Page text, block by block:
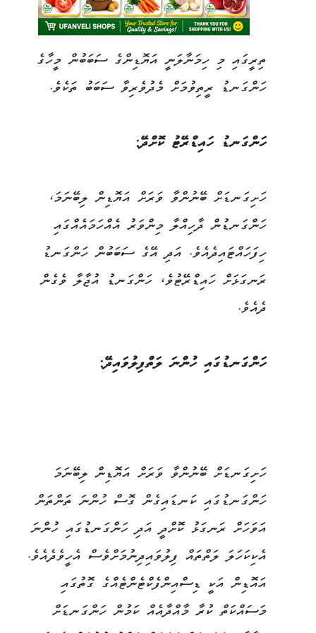
ތިރީގައި މި ހިމަނާލަނީ އަޔޮޑިންގެ ސަބަބުން މީހާގެ
ހަންގަނޑު ރީތިވުމަށް މެދުވެރިވާ ސަބަބު ތަކެވެ.
ހަންގަނޑު ހައިޑްރޭޓު ކޮށްދޭ:
ހަށިގަނޑަށް ބޭނުންވާ ވަރަށް އަޔޮޑިން ލިބޭނަމަ،
ހަންގަނޑުން ދާހިއްލާ މިންވަރު އެއްހަމައެއްގައި
ހިފަހައްޓައިދެއެވެ. އަދި އޭގެ ސަބަބުން ހަންގަނޑު
ރަނގަޅަށް ހައިޑްރޭޓުވެ، ހަންގަނޑު އުޖާލާ ވެގެން
ދެއެވެ.
ހަންގަނޑުގައި ހުންނަ ލަތްފިލުވައިދޭ:
ހަށިގަނޑަށް ބޭނުންވާ ވަރަށް އަޔޮޑިން ލިބޭނަމަ
ހަންގަނޑުގައި ކަނޑައިގެން ގޮސް ހުންނަ ތަންތަން
އަވަހަށް ރަނގަޅު ކޮށްދީ އަދި ހަންގަނޑުގައި ހުންނަ
އެކިކަހަލަ ލަތްތައް ފިލުވައިދިނުމަށްވެސް އެހީވެދެއެވެ.
އައޮޑިން އަކީ ޑިސްއިންފެކްޓެންޓެއްގެ ގޮތުގައި
މަސައްކަތް ކުރާ މާއްދާއެއް ކަމުން ހަންގަނޑަށް